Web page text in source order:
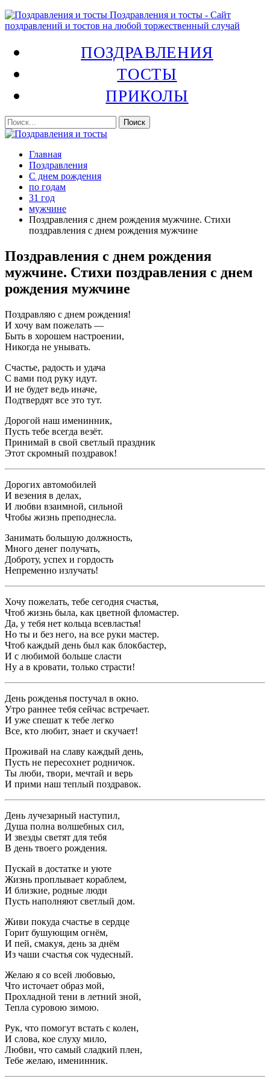
Поздравления и тосты - Сайт
поздравлений и тостов на любой торжественный случай
ПОЗДРАВЛЕНИЯ
ТОСТЫ
ПРИКОЛЫ
Главная
Поздравления
С днем рождения
по годам
31 год
мужчине
Поздравления с днем рождения мужчине. Стихи
поздравления с днем рождения мужчине
Поздравления с днем рождения
мужчине. Стихи поздравления с днем
рождения мужчине
Поздравляю с днем рождения!
И хочу вам пожелать —
Быть в хорошем настроении,
Никогда не унывать.
Счастье, радость и удача
С вами под руку идут.
И не будет ведь иначе,
Подтвердят все это тут.
Дорогой наш именинник,
Пусть тебе всегда везёт.
Принимай в свой светлый праздник
Этот скромный поздравок!
Дорогих автомобилей
И везения в делах,
И любви взаимной, сильной
Чтобы жизнь преподнесла.
Занимать большую должность,
Много денег получать,
Доброту, успех и гордость
Непременно излучать!
Хочу пожелать, тебе сегодня счастья,
Чтоб жизнь была, как цветной фломастер.
Да, у тебя нет кольца всевластья!
Но ты и без него, на все руки мастер.
Чтоб каждый день был как блокбастер,
И с любимой больше сласти
Ну а в кровати, только страсти!
День рожденья постучал в окно.
Утро раннее тебя сейчас встречает.
И уже спешат к тебе легко
Все, кто любит, знает и скучает!
Проживай на славу каждый день,
Пусть не пересохнет родничок.
Ты люби, твори, мечтай и верь
И прими наш теплый поздравок.
День лучезарный наступил,
Душа полна волшебных сил,
И звезды светят для тебя
В день твоего рождения.
Пускай в достатке и уюте
Жизнь проплывает кораблем,
И близкие, родные люди
Пусть наполняют светлый дом.
Живи покуда счастье в сердце
Горит бушующим огнём,
И пей, смакуя, день за днём
Из чаши счастья сок чудесный.
Желаю я со всей любовью,
Что источает образ мой,
Прохладной тени в летний зной,
Тепла суровою зимою.
Рук, что помогут встать с колен,
И слова, кое слуху мило,
Любви, что самый сладкий плен,
Тебе желаю, именинник.